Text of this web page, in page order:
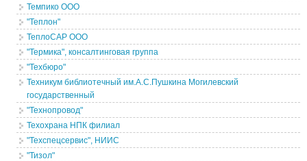
Темпико ООО
"Теплон"
ТеплоСАР ООО
"Термика", консалтинговая группа
"Техбюро"
Техникум библиотечный им.А.С.Пушкина Могилевский
государственный
"Технопровод"
Техохрана НПК филиал
"Техспецсервис", НИИС
"Тизол"